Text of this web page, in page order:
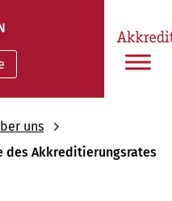
uns
des Akkreditierungsrates